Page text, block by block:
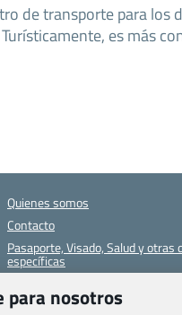
de transporte para los
es más
Quienes somos
Contacto
Pasaporte, Visado, Salud y otras
específicas
Registro de agencias
para nosotros